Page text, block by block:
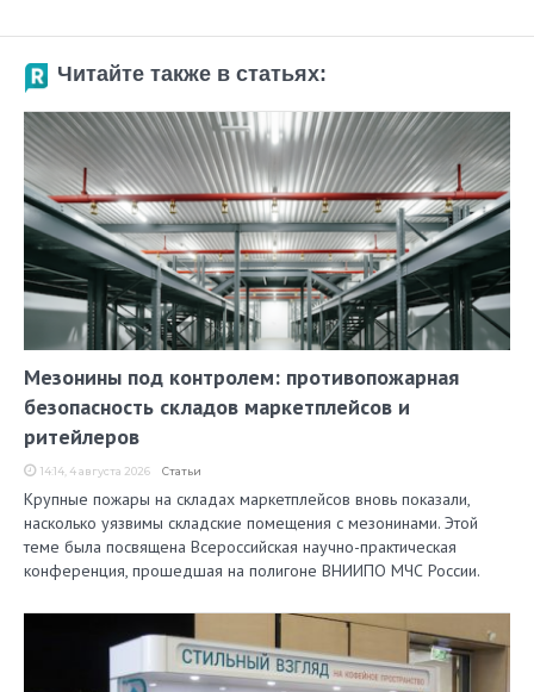
Читайте также в статьях:
Мезонины под контролем: противопожарная
безопасность складов маркетплейсов и
ритейлеров
14:14, 4 августа 2026 Статьи
Крупные пожары на складах маркетплейсов вновь показали,
насколько уязвимы складские помещения с мезонинами. Этой
теме была посвящена Всероссийская научно-практическая
конференция, прошедшая на полигоне ВНИИПО МЧС России.